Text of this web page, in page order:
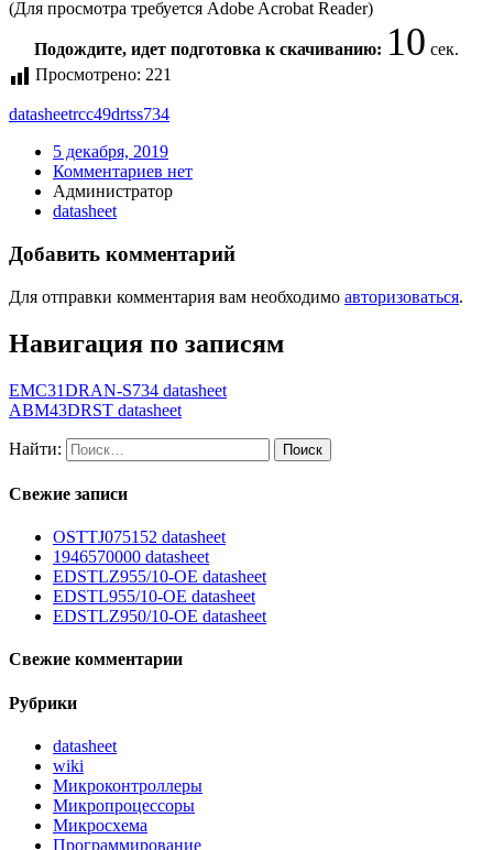
(Для просмотра требуется Adobe Acrobat Reader)
Подождите, идет подготовка к скачиванию: 10 сек.
Просмотрено: 221
datasheetrcc49drtss734
5 декабря, 2019
Комментариев нет
Администратор
datasheet
Добавить комментарий
Для отправки комментария вам необходимо авторизоваться.
Навигация по записям
EMC31DRAN-S734 datasheet
ABM43DRST datasheet
Найти:
Свежие записи
OSTTJ075152 datasheet
1946570000 datasheet
EDSTLZ955/10-OE datasheet
EDSTL955/10-OE datasheet
EDSTLZ950/10-OE datasheet
Свежие комментарии
Рубрики
datasheet
wiki
Микроконтроллеры
Микропроцессоры
Микросхема
Программирование